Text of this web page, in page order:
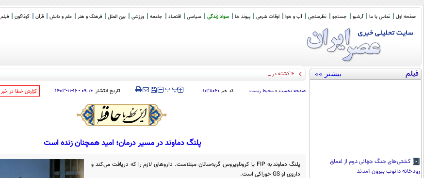
صفحه اول تماس با ما آرشیو جستجو نظرسنجی آب و هوا اوقات شرعی پیوند ها سواد زندگی سیاسی اقتصاد جامعه ورزشی بین الملل فرهنگ و هنر علم و دانش قرآن گوناگون فیلم
فیلم بیشتر »»
کشتی‌های جنگ جهانی دوم از اعماق
رودخانه دانوب بیرون آمدند
۴ کشته در تصادف جاده اهواز خر
صفحه نخست » محیط زیست کد خبر ۱۰۳۵۰۴۰ ‍‍‍ پ پ تاریخ انتشار: ۰۹:۱۶ - ۱۶-۱۱-۱۴۰۳ ‌گزارش خطا در خبر
پلنگ دماوند در مسیر درمان؛ امید همچنان زنده است
پلنگ دماوند به FIP یا کروناویروس گربه‌سانان مبتلاست. داروهای لازم را که دریافت می‌کند و
داروی او GS خوراکی است.